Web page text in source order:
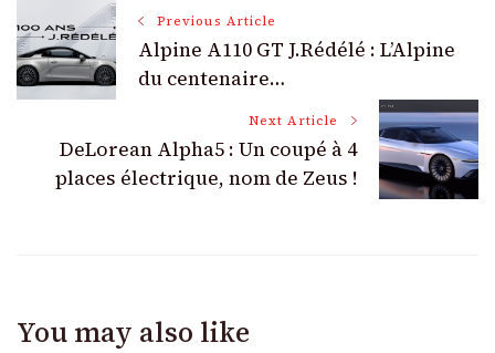
Post
Navigation
Previous Article
Alpine A110 GT J.Rédélé : L’Alpine
du centenaire…
Next Article
DeLorean Alpha5 : Un coupé à 4
places électrique, nom de Zeus !
You may also like